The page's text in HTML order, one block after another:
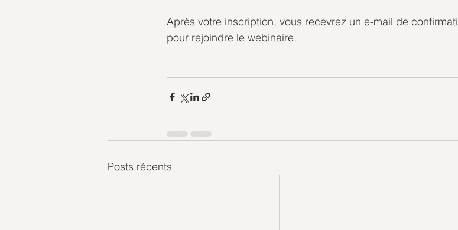
Après votre inscription, vous recevrez un e-mail de
pour rejoindre le webinaire.
Posts récents